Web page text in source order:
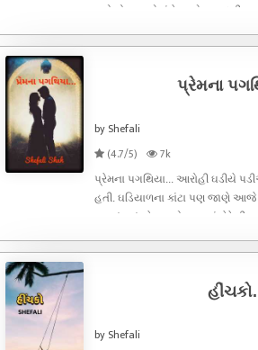
હતો તો પણ એ હંમેશા એક જ દલીલ
ફોન પકડીને
પ્રેમના
by Shefali
(4.7/5)
7k
પ્રેમના પગથિયા... આરોહી ઘડીયે
હતી. ઘડિયાળના કાંટા પણ જાણે
લાગતું હતું. બે વાર તો બાજુમાં બેઠેલી
પણ
by Shefali